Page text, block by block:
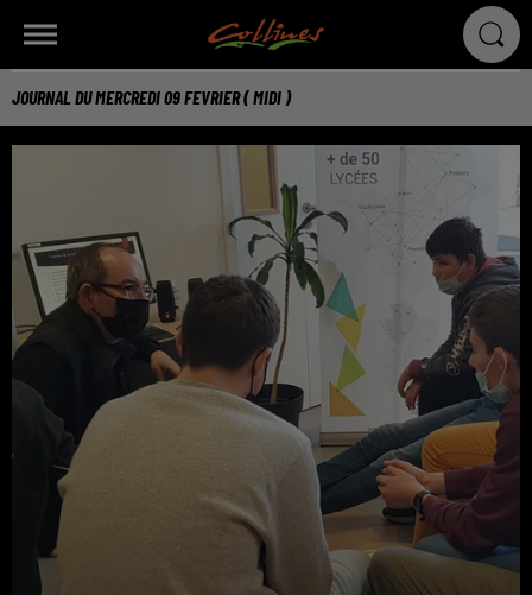
JOURNAL DU MERCREDI 09 FEVRIER ( MIDI )